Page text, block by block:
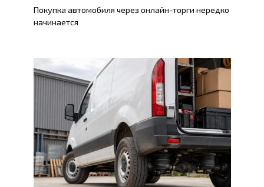
Покупка автомобиля через онлайн-торги нередко
начинается